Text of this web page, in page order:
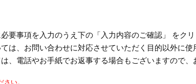
要事項を入力のうえ下の「入力内容のご確認」 をクリ
は、お問い合わせに対応させていただく目的以外に使
、電話やお手紙でお返事する場合もございますので
い。